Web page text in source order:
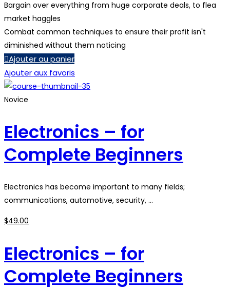
Bargain over everything from huge corporate deals, to flea
market haggles
Combat common techniques to ensure their profit isn't
diminished without them noticing
Ajouter au panier
Ajouter aux favoris
Novice
Electronics – for
Complete Beginners
Electronics has become important to many fields;
communications, automotive, security, …
$49.00
Electronics – for
Complete Beginners